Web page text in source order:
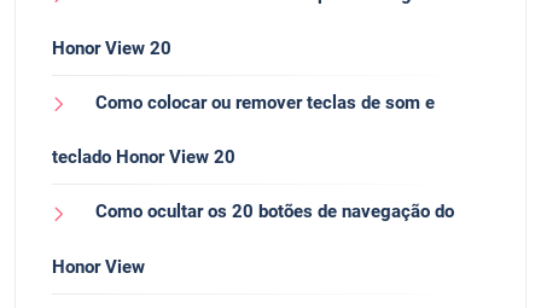
Honor View 20
Como colocar ou remover teclas de som e
teclado Honor View 20
Como ocultar os 20 botões de navegação do
Honor View